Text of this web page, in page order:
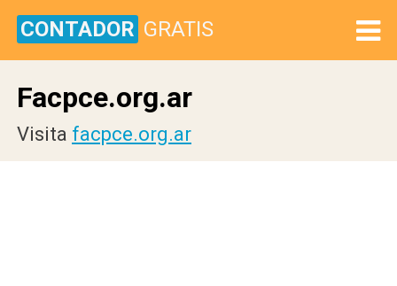
CONTADOR GRATIS
Facpce.org.ar
Visita facpce.org.ar